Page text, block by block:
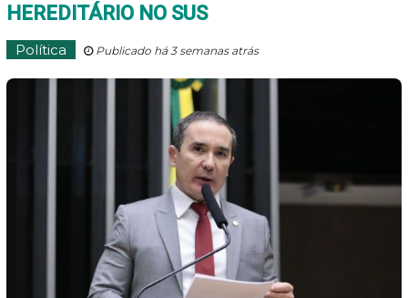
HEREDITÁRIO NO SUS
Política Publicado há 3 semanas atrás